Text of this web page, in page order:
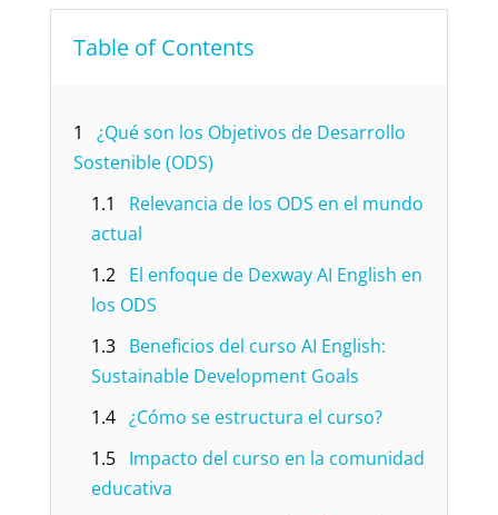
Table of Contents
1
¿Qué son los Objetivos de Desarrollo
Sostenible (ODS)
1.1
Relevancia de los ODS en el mundo
actual
1.2
El enfoque de Dexway AI English en
los ODS
1.3
Beneficios del curso AI English:
Sustainable Development Goals
1.4 ¿Cómo se estructura el curso?
1.5
Impacto del curso en la comunidad
educativa